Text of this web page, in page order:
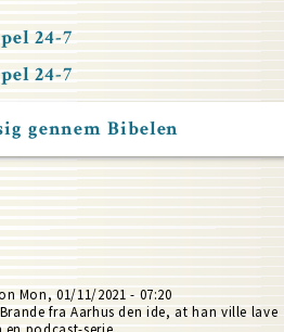
24-7
24-7
gennem Bibelen
Mon, 01/11/2021 - 07:20
fra Aarhus den ide, at han ville lave